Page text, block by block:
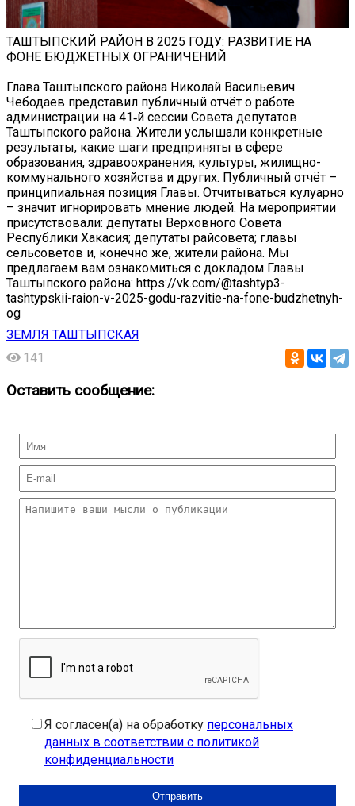
ТАШТЫПСКИЙ РАЙОН В 2025 ГОДУ: РАЗВИТИЕ НА
ФОНЕ БЮДЖЕТНЫХ ОГРАНИЧЕНИЙ
Глава Таштыпского района Николай Васильевич
Чебодаев представил публичный отчёт о работе
администрации на 41‑й сессии Совета депутатов
Таштыпского района. Жители услышали конкретные
результаты, какие шаги предприняты в сфере
образования, здравоохранения, культуры, жилищно-
коммунального хозяйства и других. Публичный отчёт –
принципиальная позиция Главы. Отчитываться кулуарно
– значит игнорировать мнение людей. На мероприятии
присутствовали: депутаты Верховного Совета
Республики Хакасия; депутаты райсовета; главы
сельсоветов и, конечно же, жители района. Мы
предлагаем вам ознакомиться с докладом Главы
Таштыпского района: https://vk.com/@tashtyp3-
tashtypskii-raion-v-2025-godu-razvitie-na-fone-budzhetnyh-
og
ЗЕМЛЯ ТАШТЫПСКАЯ
141
Оставить сообщение:
Я согласен(а) на обработку персональных
данных в соответствии с политикой
конфиденциальности